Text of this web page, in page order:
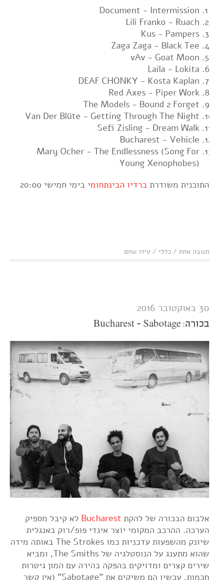
Document - Intermission
Lili Franko - Ruach
Kus - Pampers
Zaga Zaga - Black Tee
vAv - Goat Moon
Laila - Lokita
DEAF CHONKY - Kosta Kaplan
Red Axes - Piper Work
The Models - Bound 2 Forget
Van Der Blüte - Getting Through The Night
Sefi Zisling - Dream Walk
Bucharest - Vehicle
Mary Ocher - The Endlessness (Song For
Young Xenophobes)
התוכנית משודרת ברדיו הבינתחומי בימי חמישי 20:00
תגובה אחת / כללי / עידו שחם
30 באוקטובר 2016
בכורה: Bucharest - Sabotage
אלבום הבכורה של להקת Bucharest לא קיבל מספיק
הערכה. ההרכב המקומי יוצר אינדי פופ/רוק באנגלית
שיונק מהשפעות עדכניות כמו The Strokes באותה מידה
שהוא מתענג על הנוסטלגיה של The Smiths, ומביא
שירים קצרים ומדויקים בהפקה בהירה עם המון גיטרות
חכמות. עכשיו הם משיקים את "Sabotage" (אין קשר